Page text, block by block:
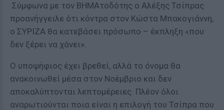
Σύμφωνα με τον ΒΗΜΑτοδότης ο Αλέξης Τσίπρας
προανήγγειλε ότι κόντρα στον Κώστα Μπακογιάννη,
ο ΣΥΡΙΖΑ θα κατεβάσει πρόσωπο – έκπληξη «που
δεν ξέρει να χάνει».
Ο υποψήφιος έχει βρεθεί, αλλά το όνομα θα
ανακοινωθεί μέσα στον Νοέμβριο και δεν
αποκαλύπτονται λεπτομέρειες. Πλέον όλοι
αναρωτιούνται ποια είναι η επιλογή του Τσίπρα που